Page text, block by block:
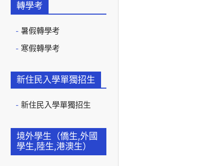
轉學考
暑假轉學考
寒假轉學考
新住民入學單獨招生
新住民入學單獨招生
境外學生（僑生,外國
學生,陸生,港澳生）